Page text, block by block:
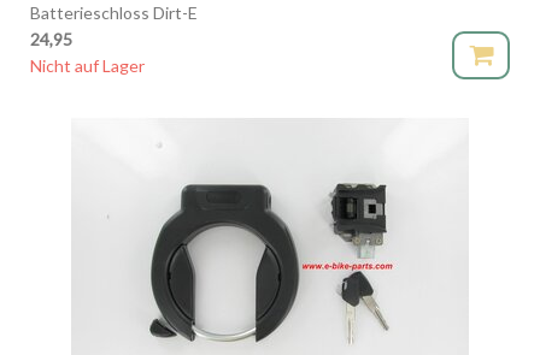
Batterieschloss Dirt-E
24,95
Nicht auf Lager